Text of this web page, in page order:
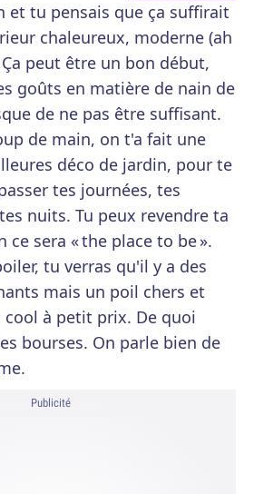
et tu pensais que ça suffirait
chaleureux, moderne (ah
peut être un bon début,
goûts en matière de nain de
de ne pas être suffisant.
de main, on t'a fait une
déco de jardin, pour te
tes journées, tes
nuits. Tu peux revendre ta
sera « the place to be ».
tu verras qu'il y a des
mais un poil chers et
à petit prix. De quoi
bourses. On parle bien de
Publicité